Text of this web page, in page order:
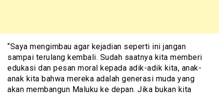
“Saya mengimbau agar kejadian seperti ini jangan
sampai terulang kembali. Sudah saatnya kita memberi
edukasi dan pesan moral kepada adik-adik kita, anak-
anak kita bahwa mereka adalah generasi muda yang
akan membangun Maluku ke depan. Jika bukan kita